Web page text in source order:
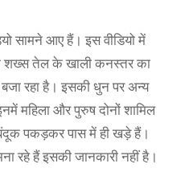
सामने आए हैं। इस वीडियो में
शख्स तेल के खाली कनस्तर का
रहा है। इसकी धुन पर अन्य
महिला और पुरुष दोनों शामिल
पकड़कर पास में ही खड़े हैं।
रहे हैं इसकी जानकारी नहीं है।